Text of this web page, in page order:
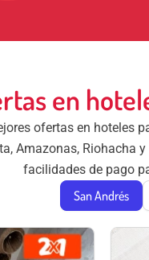
en
ofertas en hoteles
Amazonas, Riohacha
facilidades de pago
San Andrés